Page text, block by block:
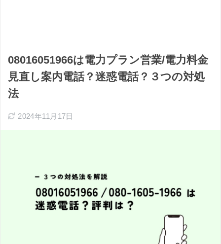
08016051966は電力プラン営業/電力料金
見直し案内電話？迷惑電話？３つの対処
法
2024年11月17日